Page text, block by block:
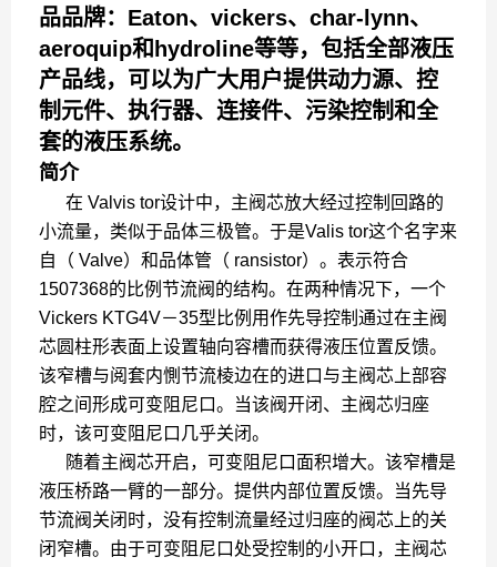
品品牌：Eaton、vickers、char-lynn、
aeroquip和hydroline等等，包括全部液压
产品线，可以为广大用户提供动力源、控
制元件、执行器、连接件、污染控制和全
套的液压系统。
简介
在 Valvis tor设计中，主阀芯放大经过控制回路的
小流量，类似于品体三极管。于是Valis tor这个名字来
自（ Valve）和品体管（ ransistor）。表示符合
1507368的比例节流阀的结构。在两种情况下，一个
Vickers KTG4V－35型比例用作先导控制通过在主阀
芯圆柱形表面上设置轴向容槽而获得液压位置反馈。
该窄槽与阅套内惻节流棱边在的进口与主阀芯上部容
腔之间形成可变阻尼口。当该阀开闭、主阀芯归座
时，该可变阻尼口几乎关闭。
随着主阀芯开启，可变阻尼口面积增大。该窄槽是
液压桥路一臂的一部分。提供内部位置反馈。当先导
节流阀关闭时，没有控制流量经过归座的阀芯上的关
闭窄槽。由于可变阻尼口处受控制的小开口，主阀芯